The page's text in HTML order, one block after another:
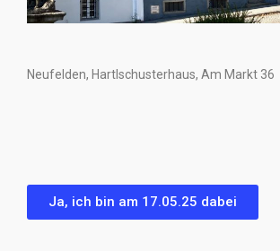
A –
Neufelden, Hartlschusterhaus, Am Markt 36
Ja, ich bin am 17.05.25 dabei